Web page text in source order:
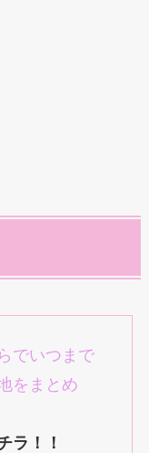
でいつまで
をまとめ
ラ！！